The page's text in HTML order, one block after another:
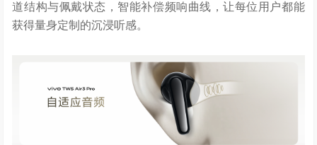
道结构与佩戴状态，智能补偿频响曲线，让每位用户都能
获得量身定制的沉浸听感。